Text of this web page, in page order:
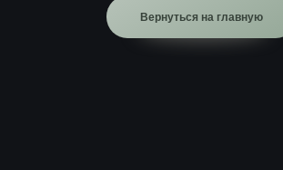
Вернуться на главную